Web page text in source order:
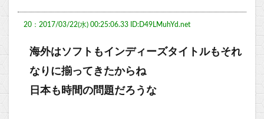
20：2017/03/22(水) 00:25:06.33 ID:D49LMuhYd.net
海外はソフトもインディーズタイトルもそれ
なりに揃ってきたからね
日本も時間の問題だろうな